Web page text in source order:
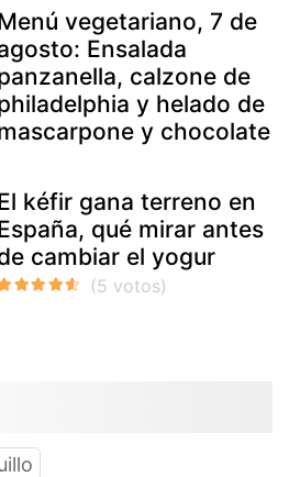
vegetariano, 7 de
Ensalada
calzone de
y helado de
y chocolate
kéfir gana terreno en
qué mirar antes
cambiar el yogur